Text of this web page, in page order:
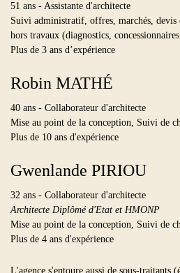
51 ans - Assistante d'architecte
Suivi administratif, offres, marchés, devis
hors travaux (diagnostics,
Plus de 3 ans d’expérience
Robin MATHÉ
40 ans - Collaborateur d'architecte
Mise au point de la conception, Suivi de
Plus de 10 ans d'expérience
Gwenlande PIRIOU
32 ans - Collaborateur d'architecte
Architecte Diplômé d'Etat et HMONP
Mise au point de la conception, Suivi de
Plus de 4 ans d'expérience
L'agence s'entoure aussi de sous-traitants